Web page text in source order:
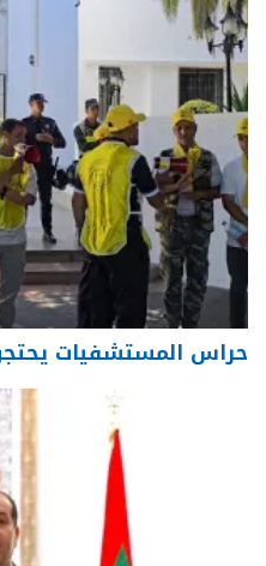
حراس المستشفيات